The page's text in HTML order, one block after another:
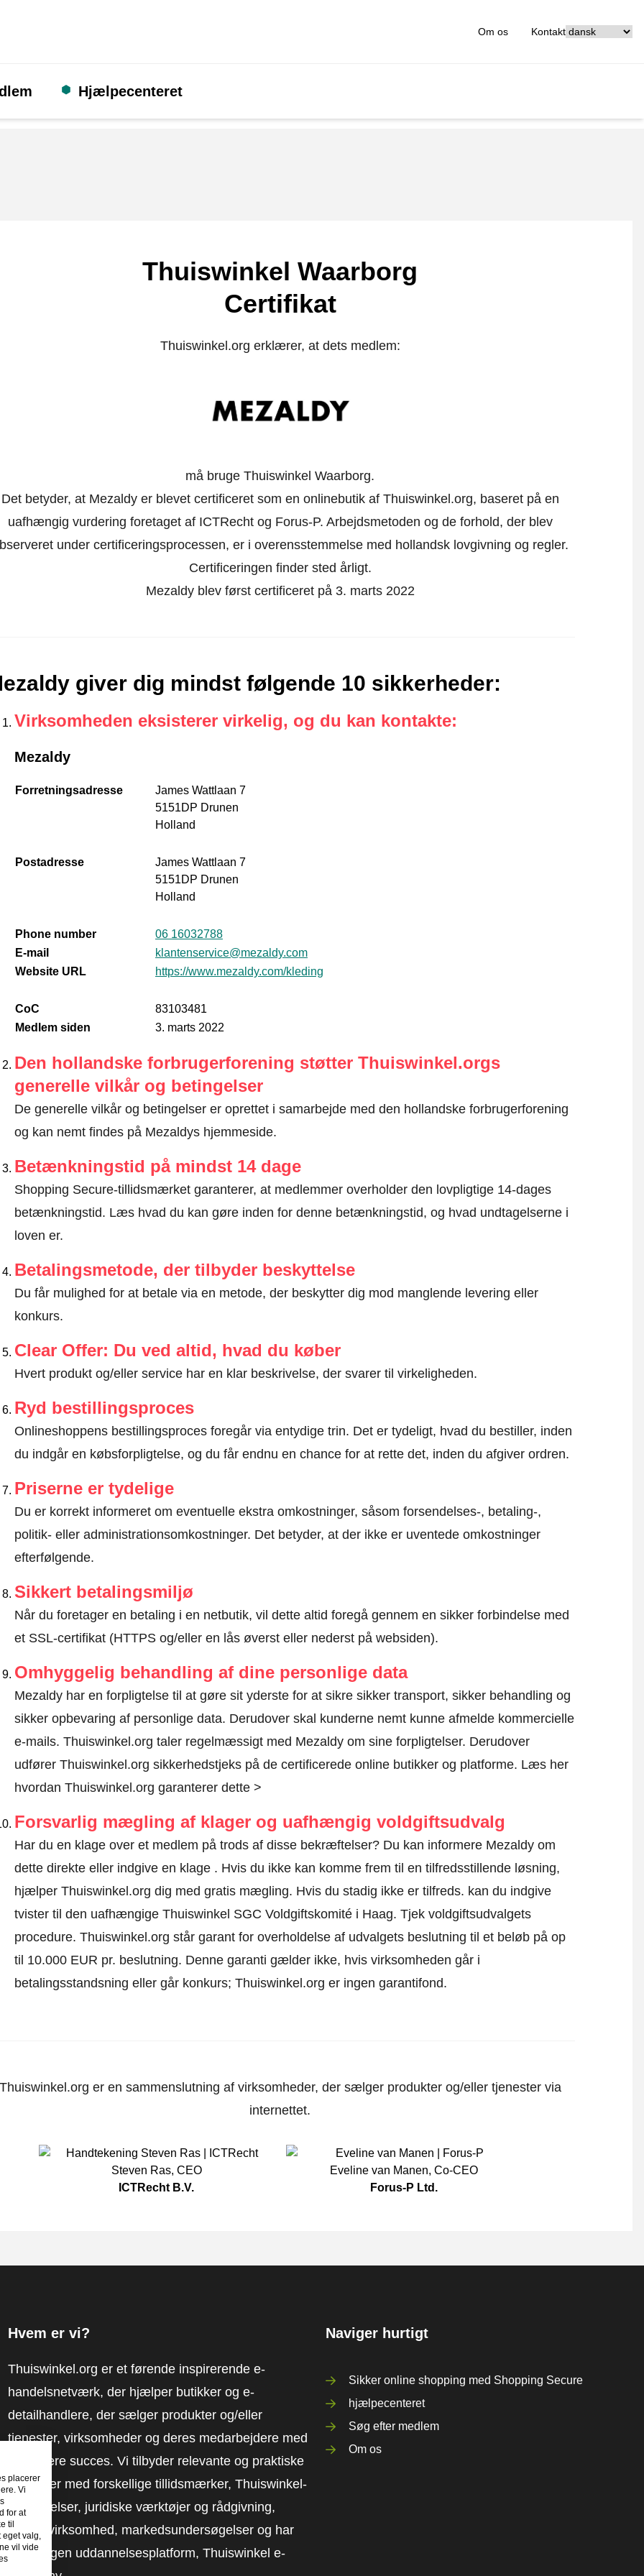
Om os Kontakt
Hjælpecenteret
Thuiswinkel Waarborg
Certifikat
Thuiswinkel.org erklærer, at dets medlem:
må bruge Thuiswinkel Waarborg.
Det betyder, at Mezaldy er blevet certificeret som en onlinebutik af Thuiswinkel.org, baseret på en
uafhængig vurdering foretaget af ICTRecht og Forus-P. Arbejdsmetoden og de forhold, der blev
under certificeringsprocessen, er i overensstemmelse med hollandsk lovgivning og regler.
Certificeringen finder sted årligt.
Mezaldy blev først certificeret på 3. marts 2022
giver dig mindst følgende 10 sikkerheder:
Virksomheden eksisterer virkelig, og du kan kontakte:
Mezaldy
Forretningsadresse
James Wattlaan 7
5151DP Drunen
Holland
Postadresse
James Wattlaan 7
5151DP Drunen
Holland
Phone number
06 16032788
E-mail
klantenservice@mezaldy.com
Website URL
https://www.mezaldy.com/kleding
CoC
83103481
Medlem siden
3. marts 2022
Den hollandske forbrugerforening støtter Thuiswinkel.orgs
generelle vilkår og betingelser
De generelle vilkår og betingelser er oprettet i samarbejde med den hollandske forbrugerforening
og kan nemt findes på Mezaldys hjemmeside.
Betænkningstid på mindst 14 dage
Shopping Secure-tillidsmærket garanterer, at medlemmer overholder den lovpligtige 14-dages
betænkningstid. Læs hvad du kan gøre inden for denne betænkningstid, og hvad undtagelserne i
loven er.
Betalingsmetode, der tilbyder beskyttelse
Du får mulighed for at betale via en metode, der beskytter dig mod manglende levering eller
konkurs.
Clear Offer: Du ved altid, hvad du køber
Hvert produkt og/eller service har en klar beskrivelse, der svarer til virkeligheden.
Ryd bestillingsproces
Onlineshoppens bestillingsproces foregår via entydige trin. Det er tydeligt, hvad du bestiller, inden
du indgår en købsforpligtelse, og du får endnu en chance for at rette det, inden du afgiver ordren.
Priserne er tydelige
Du er korrekt informeret om eventuelle ekstra omkostninger, såsom forsendelses-, betaling-,
politik- eller administrationsomkostninger. Det betyder, at der ikke er uventede omkostninger
efterfølgende.
Sikkert betalingsmiljø
Når du foretager en betaling i en netbutik, vil dette altid foregå gennem en sikker forbindelse med
et SSL-certifikat (HTTPS og/eller en lås øverst eller nederst på websiden).
Omhyggelig behandling af dine personlige data
Mezaldy har en forpligtelse til at gøre sit yderste for at sikre sikker transport, sikker behandling og
sikker opbevaring af personlige data. Derudover skal kunderne nemt kunne afmelde kommercielle
e-mails. Thuiswinkel.org taler regelmæssigt med Mezaldy om sine forpligtelser. Derudover
udfører Thuiswinkel.org sikkerhedstjeks på de certificerede online butikker og platforme. Læs her
hvordan Thuiswinkel.org garanterer dette >
Forsvarlig mægling af klager og uafhængig voldgiftsudvalg
Har du en klage over et medlem på trods af disse bekræftelser? Du kan informere Mezaldy om
dette direkte ellerindgive en klage. Hvis du ikke kan komme frem til en tilfredsstillende løsning,
hjælper Thuiswinkel.org dig med gratis mægling. Hvis du stadig ikke er tilfreds. kan du indgive
tvister til den uafhængige Thuiswinkel SGC Voldgiftskomité i Haag. Tjek voldgiftsudvalgets
procedure. Thuiswinkel.org står garant for overholdelse af udvalgets beslutning til et beløb på op
til 10.000 EUR pr. beslutning. Denne garanti gælder ikke, hvis virksomheden går i
betalingsstandsning eller går konkurs; Thuiswinkel.org er ingen garantifond.
er en sammenslutning af virksomheder, der sælger produkter og/eller tjenester via
internettet.
Steven Ras, CEO
ICTRecht B.V.
Eveline van Manen, Co-CEO
Forus-P Ltd.
Hvem er vi?
Thuiswinkel.org er et førende inspirerende e-
handelsnetværk, der hjælper butikker og e-
detailhandlere, der sælger produkter og/eller
tjenester, virksomheder og deres medarbejdere med
at få mere succes. Vi tilbyder relevante og praktiske
løsninger med forskellige tillidsmærker, Thuiswinkel-
anmeldelser, juridiske værktøjer og rådgivning,
fortalervirksomhed, markedsundersøgelser og har
vores egen uddannelsesplatform, Thuiswinkel e-
Naviger hurtigt
Sikker online shopping med Shopping Secure
hjælpecenteret
Søg efter medlem
Om os
placerer
Vi
for at
til
eget valg,
vil vide